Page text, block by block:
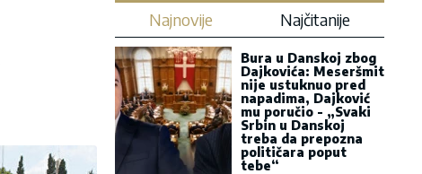
Najnovije Najčitanije
Bura u Danskoj zbog
Dajkovića: Meseršmit
nije ustuknuo pred
napadima, Dajković
mu poručio - „Svaki
Srbin u Danskoj
treba da prepozna
političara poput
tebe“